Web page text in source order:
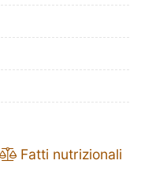
Fatti nutrizionali